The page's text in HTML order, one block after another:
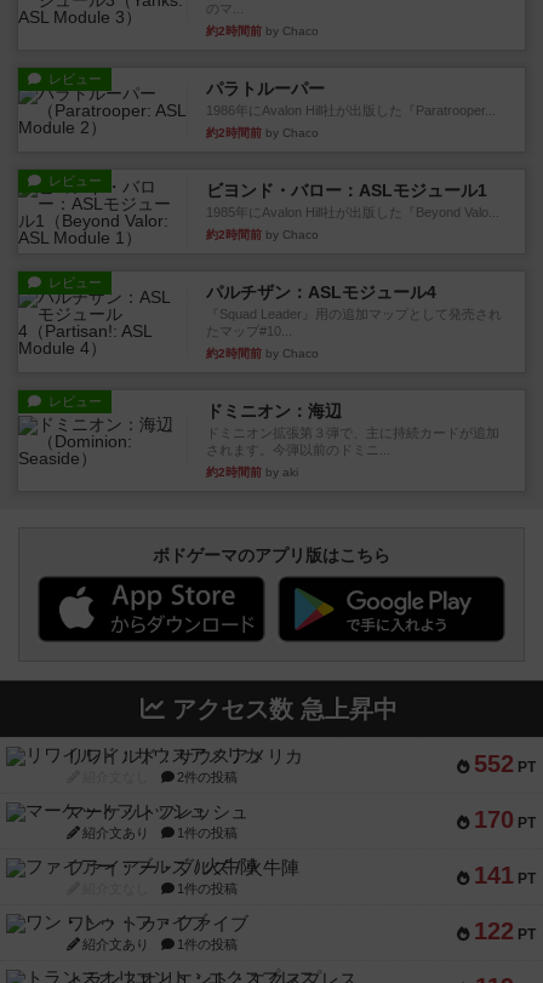
のマ...
約2時間前 by Chaco
レビュー パラトルーパー
1986年にAvalon Hill社が出版した『Paratrooper...
約2時間前 by Chaco
レビュー ビヨンド・バロー：ASLモジュール1
1985年にAvalon Hill社が出版した『Beyond Valo...
約2時間前 by Chaco
レビュー パルチザン：ASLモジュール4
『Squad Leader』用の追加マップとして発売され
たマップ#10...
約2時間前 by Chaco
レビュー ドミニオン：海辺
ドミニオン拡張第３弾で、主に持続カードが追加
されます。今弾以前のドミニ...
約2時間前 by aki
ボドゲーマのアプリ版はこちら
アクセス数 急上昇中
552 PT
リワイルド：サウスアメリカ
2件の投稿
170 PT
マーケットフレッシュ
紹介文あり 1件の投稿
141 PT
ファイアー・ブルズ / 火牛陣
1件の投稿
122 PT
ワン・トゥ・ファイブ
紹介文あり 1件の投稿